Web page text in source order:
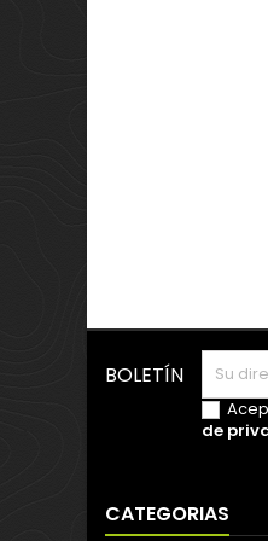
BOLETÍN
de
CATEGORIAS